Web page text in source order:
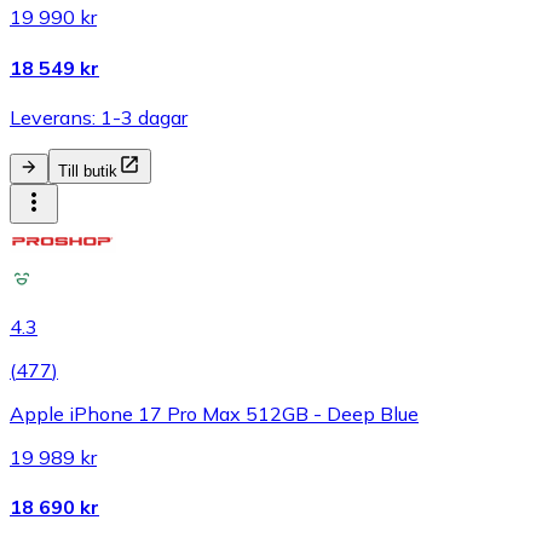
19 990 kr
18 549 kr
Leverans: 1-3 dagar
Till butik
4.3
(477)
Apple iPhone 17 Pro Max 512GB - Deep Blue
19 989 kr
18 690 kr